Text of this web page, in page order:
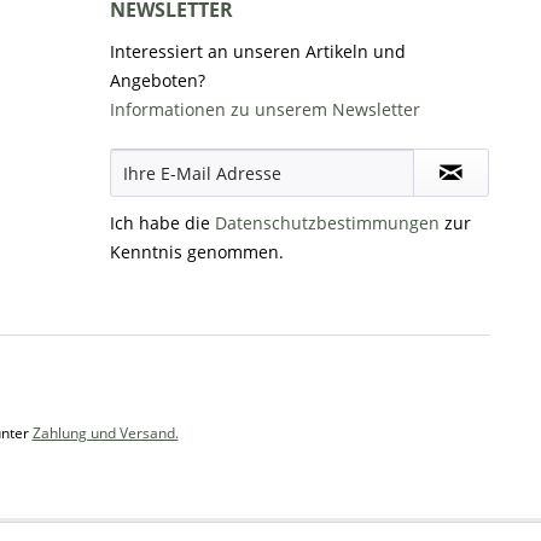
NEWSLETTER
Interessiert an unseren Artikeln und
Angeboten?
Informationen zu unserem Newsletter
Ich habe die Datenschutzbestimmungen zur
Kenntnis genommen.
Zahlung und Versand.